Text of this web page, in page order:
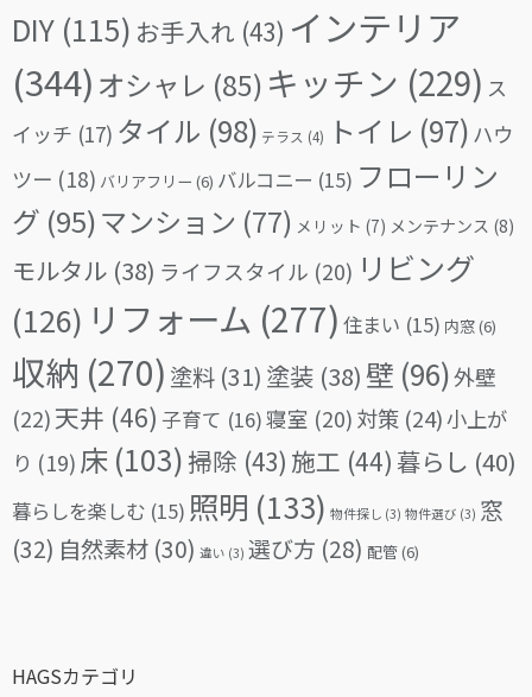
DIY (115) お手入れ (43) インテリア
(344) オシャレ (85) キッチン (229) ス
イッチ (17) タイル (98) テラス (4) トイレ (97) ハウ
ツー (18) バリアフリー (6) バルコニー (15) フローリン
グ (95)マンション (77) メリット (7) メンテナンス (8)
モルタル (38) ライフスタイル (20) リビング
(126) リフォーム (277) 住まい (15) 内窓(6)
収納 (270) 塗料 (31) 塗装 (38) 壁 (96)外壁
(22)天井 (46) 子育て (16)寝室 (20) 対策 (24)小上が
り (19) 床 (103)掃除 (43) 施工 (44) 暮らし (40)
暮らしを楽しむ (15) 照明 (133) 物件探し (3) 物件選び (3) 窓
(32) 自然素材 (30) 違い (3) 選び方 (28) 配管(6)
HAGSカテゴリ